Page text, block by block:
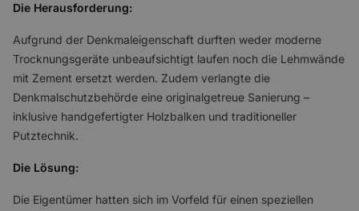
Die Herausforderung:
Aufgrund der Denkmaleigenschaft durften weder moderne
Trocknungsgeräte unbeaufsichtigt laufen noch die Lehmwände
mit Zement ersetzt werden. Zudem verlangte die
Denkmalschutzbehörde eine originalgetreue Sanierung –
inklusive handgefertigter Holzbalken und traditioneller
Putztechnik.
Die Lösung:
Die Eigentümer hatten sich im Vorfeld für einen speziellen